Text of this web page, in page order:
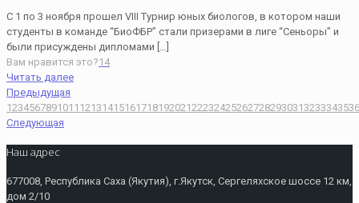
С 1 по 3 ноября прошел VIII Турнир юных биологов, в котором наши
студенты в команде “БиоФБР” стали призерами в лиге “Сеньоры” и
были присуждены дипломами […]
Вам нравится это?14
Читать далее
Предыдущая
1234567891011 12131415161718192021222324252627282930313233343536
Следующая
Наш адрес
677008, Республика Саха (Якутия), г.Якутск, Сергеляхское шоссе 12 км,
дом 2/10